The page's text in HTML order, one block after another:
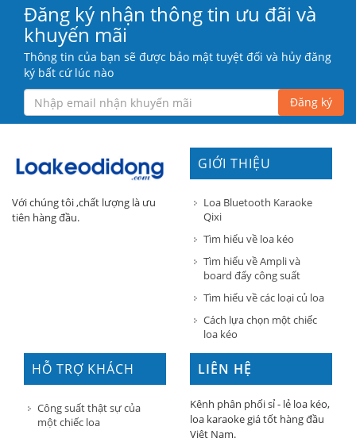
Đăng ký nhận thông tin ưu đãi và
khuyến mãi
Thông tin của bạn sẽ được bảo mật tuyệt đối và hủy đăng
ký bất cứ lúc nào
Đăng ký
Với chúng tôi ,chất lượng là ưu
tiên hàng đầu.
GIỚI THIỆU
Loa Bluetooth Karaoke
Qixi
Tìm hiểu về loa kéo
Tìm hiểu về Ampli và
board đẩy công suất
Tìm hiểu về các loại củ loa
Cách lựa chọn một chiếc
loa kéo
HỖ TRỢ KHÁCH
HÀNG
Công suất thật sự của
một chiếc loa
LIÊN HỆ
Kênh phân phối sỉ - lẻ loa kéo,
loa karaoke giá tốt hàng đầu
Việt Nam.